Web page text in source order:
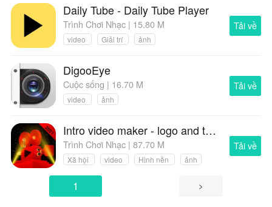
Daily Tube - Daily Tube Player
Trình Chơi Nhạc | 15.80 M
video Giải trí ảnh
Tải về
DigooEye
Cuộc sống | 16.70 M
video ảnh
Tải về
Intro video maker - logo and text animation
Trình Chơi Nhạc | 87.70 M
Xã hội video Hình nền ảnh
Tải về
1 >